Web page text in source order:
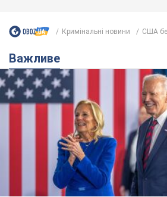
Кримінальні новини США
Важливе